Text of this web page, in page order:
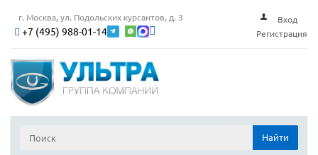
г. Москва, ул. Подольских курсантов, д. 3
+7 (495) 988-01-14
Вход
Регистрация
Найти